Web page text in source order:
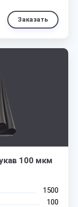
Заказать
100 мкм
1500
100